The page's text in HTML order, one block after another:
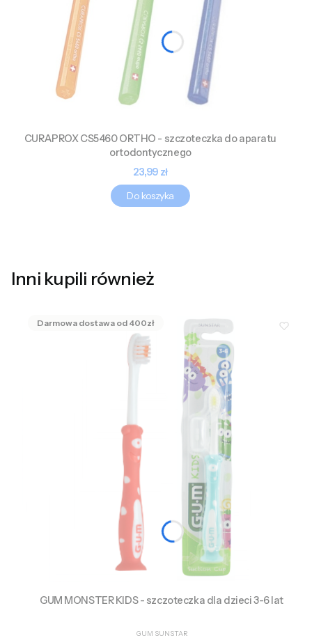
CURAPROX CS5460 ORTHO - szczoteczka do aparatu
ortodontycznego
Cena
23,99 zł
Do koszyka
Inni kupili również
GUM MONSTER KIDS - szczoteczka dla dzieci 3-6 lat
GUM SUNSTAR